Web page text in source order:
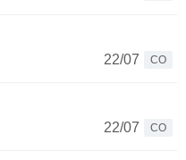
22/07
CO
22/07
CO